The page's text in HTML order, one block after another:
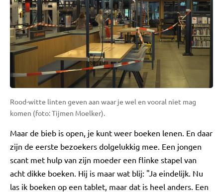
Rood-witte linten geven aan waar je wel en vooral niet mag
komen (foto: Tijmen Moelker).
Maar de bieb is open, je kunt weer boeken lenen. En daar
zijn de eerste bezoekers dolgelukkig mee. Een jongen
scant met hulp van zijn moeder een flinke stapel van
acht dikke boeken. Hij is maar wat blij: "Ja eindelijk. Nu
las ik boeken op een tablet, maar dat is heel anders. Een